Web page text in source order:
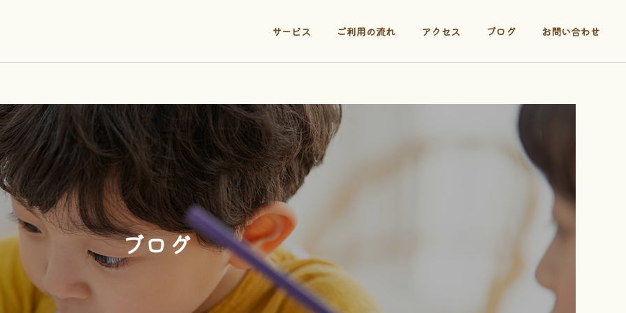
サービス ご利用の流れ アクセス ブログ お問い合わせ
ブログ